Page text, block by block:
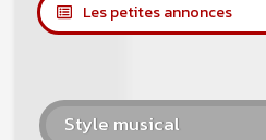
Les petites annonces
Style musical